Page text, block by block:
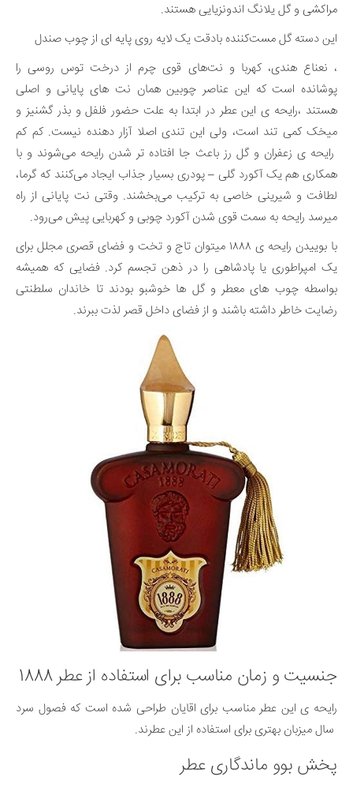
مراکشی و گل یلانگ اندونزیایی هستند.
این دسته گل مست‌کننده بادقت یک لایه روی پایه ای از چوب صندل
، نعناع هندی، کهربا و نت‌های قوی چرم از درخت توس روسی را
پوشانده است که این عناصر چوبین همان نت های پایانی و اصلی
هستند ،رایحه ی این عطر در ابتدا به علت حضور فلفل و بذر گشنیز و
میخک کمی تند است، ولی این تندی اصلا آزار دهنده نیست. کم کم
رایحه ی زعفران و گل رز باعث جا افتاده تر شدن رایحه می‌شوند و با
همکاری هم یک آکورد گلی – پودری بسیار جذاب ایجاد می‌کنند که گرما،
لطافت و شیرینی خاصی به ترکیب می‌بخشند. وقتی نت پایانی از راه
میرسد رایحه به سمت قوی شدن آکورد چوبی و کهربایی پیش می‌رود.
با بوییدن رایحه ی ۱۸۸۸ میتوان تاج و تخت و فضای قصری مجلل برای
یک امپراطوری یا پادشاهی را در ذهن تجسم کرد. فضایی که همیشه
بواسطه چوب های معطر و گل ها خوشبو بودند تا خاندان سلطنتی
رضایت خاطر داشته باشند و از فضای داخل قصر لذت ببرند.
جنسیت و زمان مناسب برای استفاده از عطر 1888
رایحه ی این عطر مناسب برای اقایان طراحی شده است که فصول سرد
سال میزبان بهتری برای استفاده از این عطرند.
پخش بو‌و ماندگاری عطر